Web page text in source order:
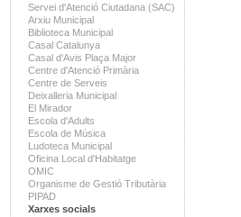
Servei d'Atenció Ciutadana (SAC)
Arxiu Municipal
Biblioteca Municipal
Casal Catalunya
Casal d'Avis Plaça Major
Centre d'Atenció Primària
Centre de Serveis
Deixalleria Municipal
El Mirador
Escola d'Adults
Escola de Música
Ludoteca Municipal
Oficina Local d'Habitatge
OMIC
Organisme de Gestió Tributària
PIPAD
Xarxes socials